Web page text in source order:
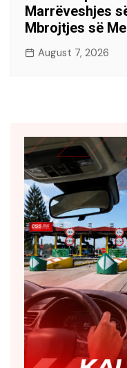
Marrëveshjes
Mbrojtjes së
August 7, 2026